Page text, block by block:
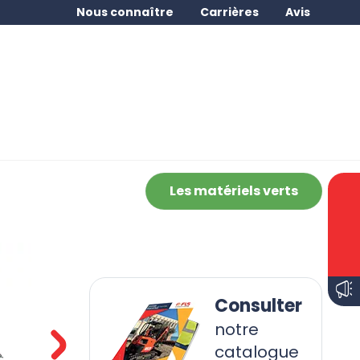
Nous connaître Carrières Avis
Les matériels verts
Consulter
notre
catalogue